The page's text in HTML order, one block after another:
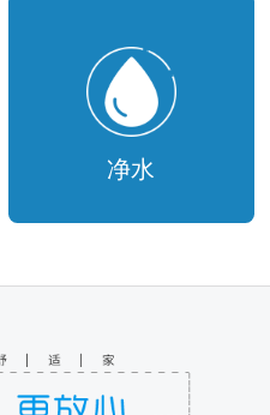
净水